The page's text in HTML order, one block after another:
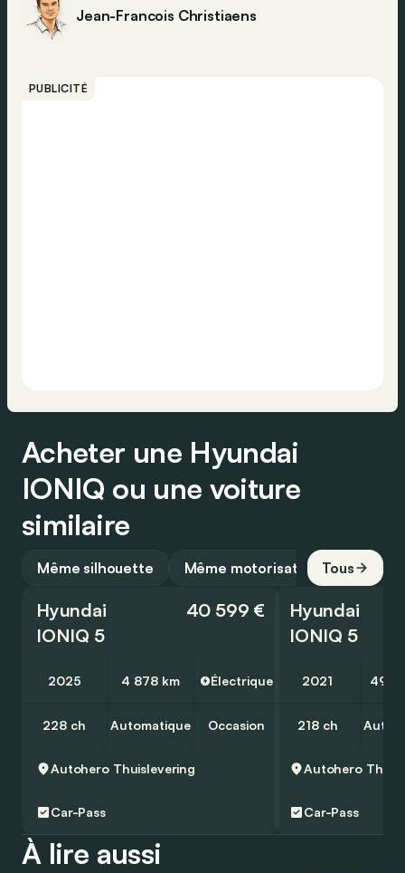
Jean-Francois Christiaens
PUBLICITÉ
Acheter une Hyundai
IONIQ ou une voiture
similaire
Même silhouette Même motorisation Tous
Hyundai
IONIQ 5
40 599 €
2025 4 878 km Électrique
228 ch Automatique Occasion
Autohero Thuislevering
Car-Pass
Hyundai
IONIQ 5
2021 49
218 ch
Autohero
Car-Pass
À lire aussi